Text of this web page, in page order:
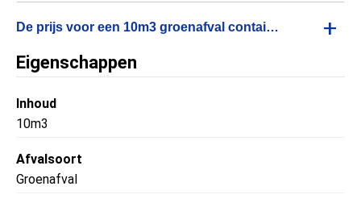
De prijs voor een 10m3 groenafval container is een all-in prijs +
Eigenschappen
Inhoud
10m3
Afvalsoort
Groenafval